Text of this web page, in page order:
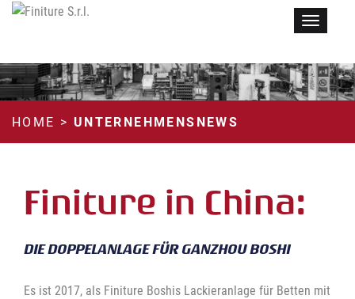
Menu
HOME > UNTERNEHMENSNEWS
Finiture in China:
DIE DOPPELANLAGE FÜR GANZHOU BOSHI
Es ist 2017, als Finiture Boshis Lackieranlage für Betten mit